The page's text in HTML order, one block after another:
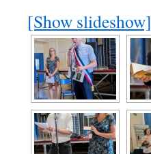
[Show slideshow]